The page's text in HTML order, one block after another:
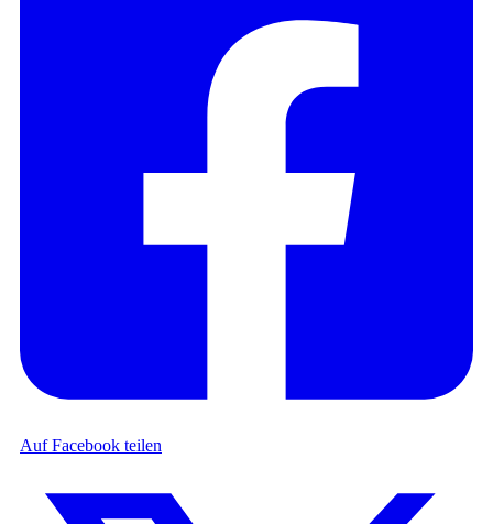
Auf Facebook teilen